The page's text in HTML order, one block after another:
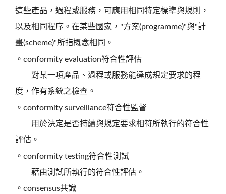
這些產品，過程或服務，可應用相同特定標準與規則，
以及相同程序。在某些國家，"方案(programme)"與"計
畫(scheme)"所指概念相同。
。conformity evaluation符合性評估
對某一項產品、過程或服務能達成規定要求的程
度，作有系統之檢查。
。conformity surveillance符合性監督
用於決定是否持續與規定要求相符所執行的符合性
評估。
。conformity testing符合性測試
藉由測試所執行的符合性評估。
。consensus共識